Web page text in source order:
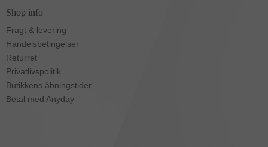
Shop info
Fragt & levering
Handelsbetingelser
Returret
Privatlivspolitik
Butikkens åbningstider
Betal med Anyday